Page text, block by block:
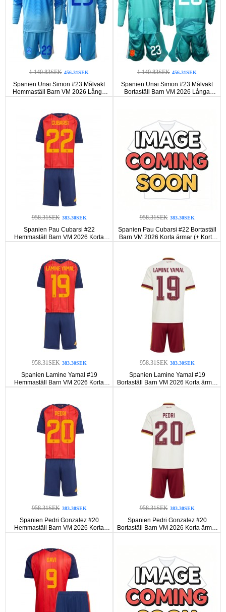
1 140.83SEK 456.31SEK
Spanien Unai Simon #23 Målvakt
Hemmaställ Barn VM 2026 Långa
ärmar (+ Korta byxor)
1 140.83SEK 456.31SEK
Spanien Unai Simon #23 Målvakt
Bortaställ Barn VM 2026 Långa
ärmar (+ Korta byxor)
958.31SEK 383.30SEK
Spanien Pau Cubarsi #22
Hemmaställ Barn VM 2026 Korta
ärmar (+ Korta byxor)
958.31SEK 383.30SEK
Spanien Pau Cubarsi #22 Bortaställ
Barn VM 2026 Korta ärmar (+ Korta
byxor)
958.31SEK 383.30SEK
Spanien Lamine Yamal #19
Hemmaställ Barn VM 2026 Korta
ärmar (+ Korta byxor)
958.31SEK 383.30SEK
Spanien Lamine Yamal #19
Bortaställ Barn VM 2026 Korta ärmar
(+ Korta byxor)
958.31SEK 383.30SEK
Spanien Pedri Gonzalez #20
Hemmaställ Barn VM 2026 Korta
ärmar (+ Korta byxor)
958.31SEK 383.30SEK
Spanien Pedri Gonzalez #20
Bortaställ Barn VM 2026 Korta ärmar
(+ Korta byxor)